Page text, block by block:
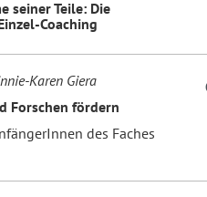
seiner Teile: Die
Coaching
Karen Giera
Forschen fördern
des Faches